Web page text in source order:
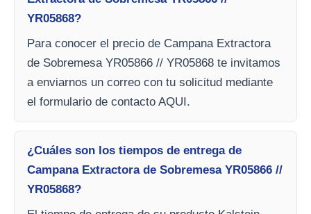
YR05868?
Para conocer el precio de Campana Extractora
de Sobremesa YR05866 // YR05868 te invitamos
a enviarnos un correo con tu solicitud mediante
el formulario de contacto AQUI.
¿Cuáles son los tiempos de entrega de
Campana Extractora de Sobremesa YR05866 //
YR05868?